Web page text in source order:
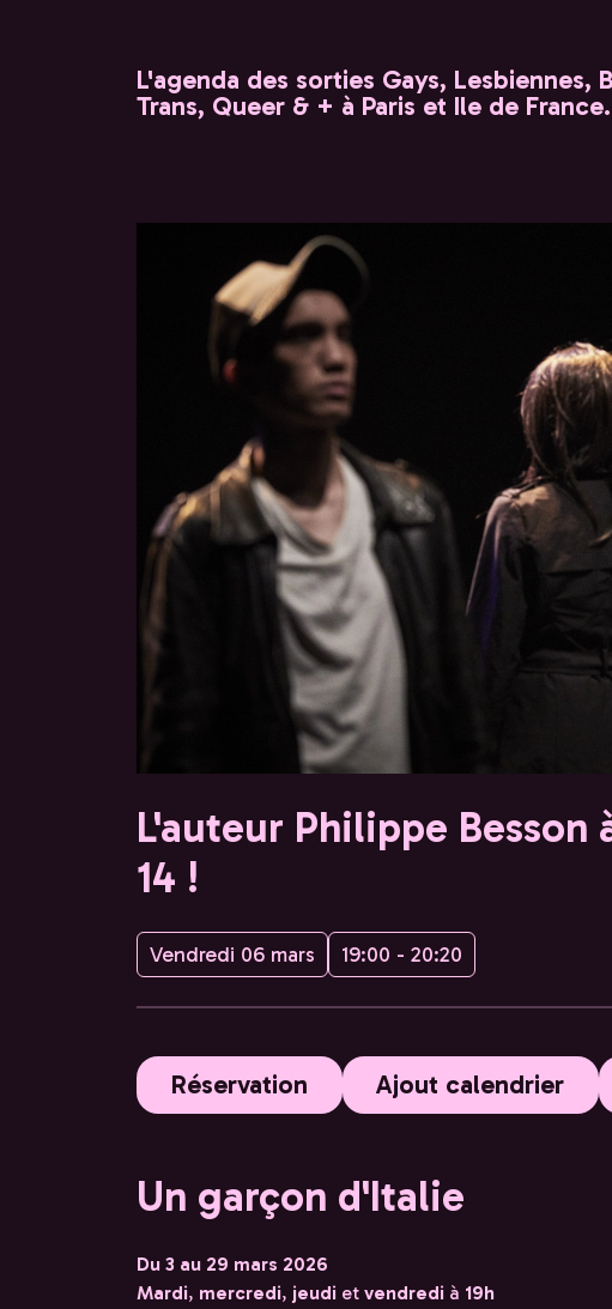
L'agenda des sorties Gays, Lesbiennes,
Trans, Queer & + à Paris et Ile de France.
L'auteur Philippe Besson
14 !
Vendredi 06 mars 19:00 - 20:20
Réservation Ajout calendrier
Un garçon d'Italie
Du 3 au 29 mars 2026
Mardi, mercredi, jeudi et vendredi à 19h